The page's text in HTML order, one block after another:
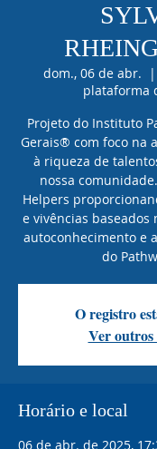
dom., 06 de abr.
  |
plataforma
Projeto do Instituto
Gerais® com foco na
à riqueza de
nossa
Helpers
e vivências baseados
autoconhecimento e
do
O registro
Ver outros
Horário e local
06 de abr. de 2025,